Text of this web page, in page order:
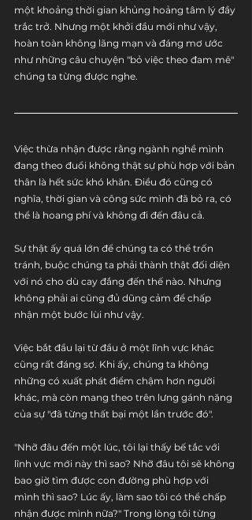
một khoảng thời gian khủng hoảng tâm lý đầy
trắc trở. Nhưng một khởi đầu mới như vậy,
hoàn toàn không lãng mạn và đáng mơ ước
như những câu chuyện "bỏ việc theo đam mê"
chúng ta từng được nghe.
Việc thừa nhận được rằng ngành nghề mình
đang theo đuổi không thật sự phù hợp với bản
thân là hết sức khó khăn. Điều đó cũng có
nghĩa, thời gian và công sức mình đã bỏ ra, có
thể là hoang phí và không đi đến đâu cả.
Sự thật ấy quá lớn để chúng ta có thể trốn
tránh, buộc chúng ta phải thành thật đối diện
với nó cho dù cay đắng đến thế nào. Nhưng
không phải ai cũng đủ dũng cảm để chấp
nhận một bước lùi như vậy.
Việc bắt đầu lại từ đầu ở một lĩnh vực khác
cũng rất đáng sợ. Khi ấy, chúng ta không
những có xuất phát điểm chậm hơn người
khác, mà còn mang theo trên lưng gánh nặng
của sự "đã từng thất bại một lần trước đó".
"Nhỡ đâu đến một lúc, tôi lại thấy bế tắc với
lĩnh vực mới này thì sao? Nhỡ đâu tôi sẽ không
bao giờ tìm được con đường phù hợp với
mình thì sao? Lúc ấy, làm sao tôi có thể chấp
nhận được mình nữa?" Trong lòng tôi từng